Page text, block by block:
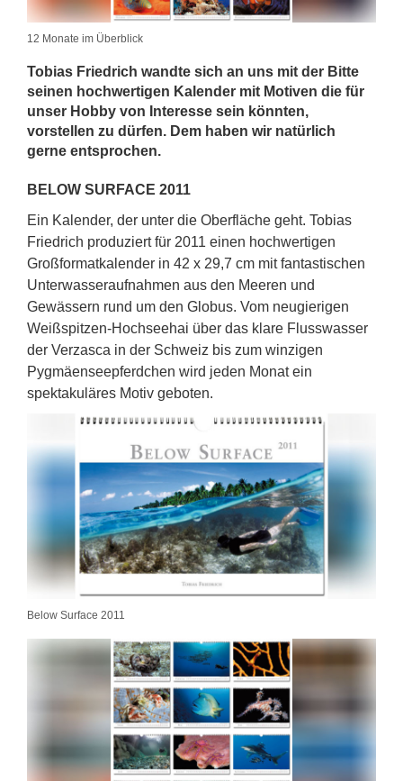
12 Monate im Überblick
Tobias Friedrich wandte sich an uns mit der Bitte
seinen hochwertigen Kalender mit Motiven die für
unser Hobby von Interesse sein könnten,
vorstellen zu dürfen. Dem haben wir natürlich
gerne entsprochen.
BELOW SURFACE 2011
Ein Kalender, der unter die Oberfläche geht. Tobias
Friedrich produziert für 2011 einen hochwertigen
Großformatkalender in 42 x 29,7 cm mit fantastischen
Unterwasseraufnahmen aus den Meeren und
Gewässern rund um den Globus. Vom neugierigen
Weißspitzen-Hochseehai über das klare Flusswasser
der Verzasca in der Schweiz bis zum winzigen
Pygmäenseepferdchen wird jeden Monat ein
spektakuläres Motiv geboten.
Below Surface 2011